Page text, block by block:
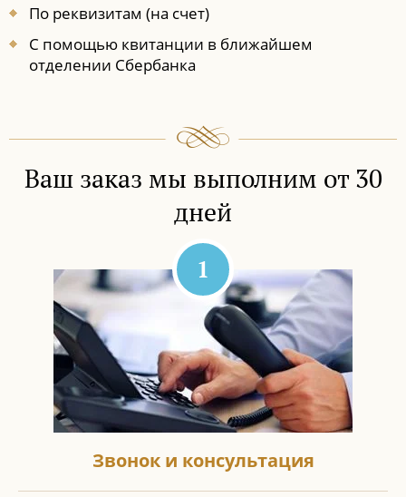
По реквизитам (на счет)
С помощью квитанции в ближайшем
отделении Сбербанка
Ваш заказ мы выполним от 30
дней
1
Звонок и консультация